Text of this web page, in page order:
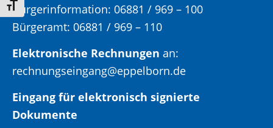
Schrift vergrößern
Bürgerinformation: 06881 / 969 – 100
Bürgeramt: 06881 / 969 – 110
Elektronische Rechnungen an:
rechnungseingang@eppelborn.de
Eingang für elektronisch signierte
Dokumente